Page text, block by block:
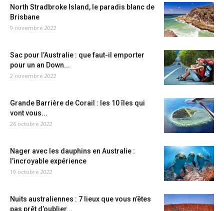
North Stradbroke Island, le paradis blanc de
Brisbane
9 novembre 2022
Sac pour l’Australie : que faut-il emporter
pour un an Down...
2 novembre 2022
Grande Barrière de Corail : les 10 îles qui
vont vous...
26 octobre 2022
Nager avec les dauphins en Australie :
l’incroyable expérience
19 octobre 2022
Nuits australiennes : 7 lieux que vous n’êtes
pas prêt d’oublier...